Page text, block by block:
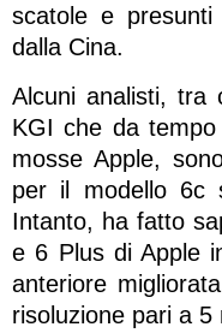
scatole e presunti
dalla Cina.
Alcuni analisti, tra
KGI che da
mosse Apple,
per il modello 6c
Intanto, ha fatto
e 6 Plus di Apple
anteriore
risoluzione pari a 5